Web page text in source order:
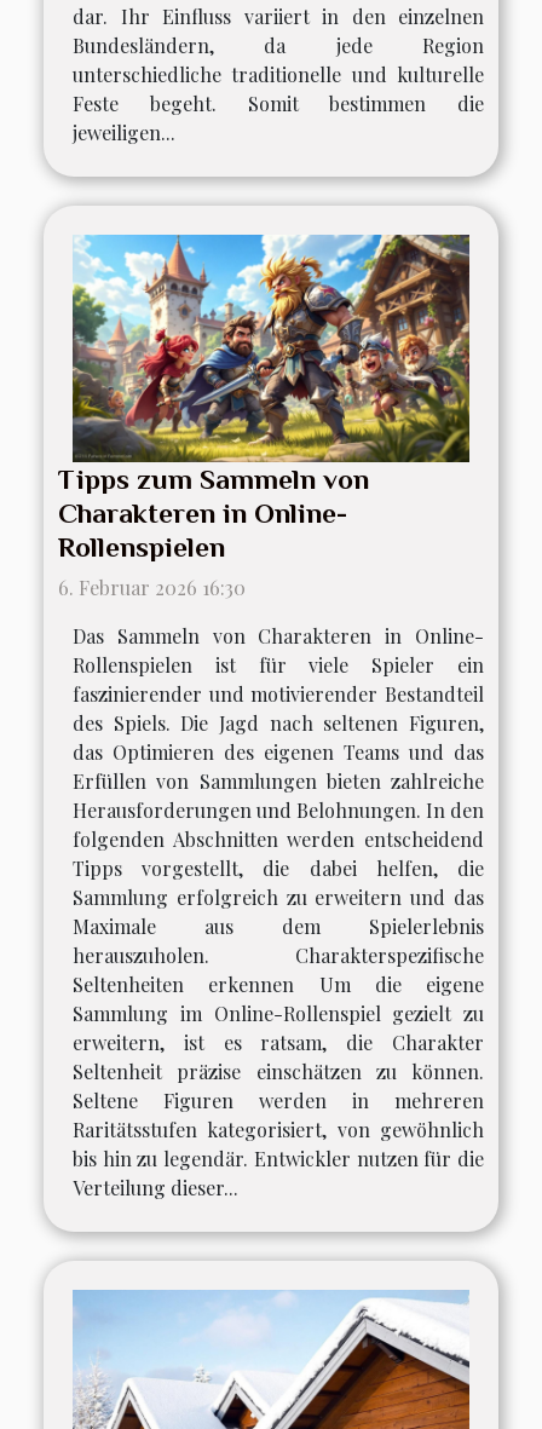
dar. Ihr Einfluss variiert in den einzelnen
Bundesländern, da jede Region
unterschiedliche traditionelle und kulturelle
Feste begeht. Somit bestimmen die
jeweiligen...
Tipps zum Sammeln von
Charakteren in Online-
Rollenspielen
6. Februar 2026 16:30
Das Sammeln von Charakteren in Online-
Rollenspielen ist für viele Spieler ein
faszinierender und motivierender Bestandteil
des Spiels. Die Jagd nach seltenen Figuren,
das Optimieren des eigenen Teams und das
Erfüllen von Sammlungen bieten zahlreiche
Herausforderungen und Belohnungen. In den
folgenden Abschnitten werden entscheidend
Tipps vorgestellt, die dabei helfen, die
Sammlung erfolgreich zu erweitern und das
Maximale aus dem Spielerlebnis
herauszuholen. Charakterspezifische
Seltenheiten erkennen Um die eigene
Sammlung im Online-Rollenspiel gezielt zu
erweitern, ist es ratsam, die Charakter
Seltenheit präzise einschätzen zu können.
Seltene Figuren werden in mehreren
Raritätsstufen kategorisiert, von gewöhnlich
bis hin zu legendär. Entwickler nutzen für die
Verteilung dieser...